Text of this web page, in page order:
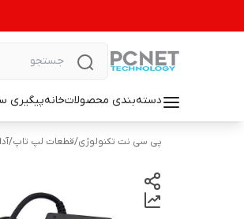
دسته‌بندی محصولاتخانهپیگیری
پی سی نت تکنولوژی/قطعات لپ تاپ/